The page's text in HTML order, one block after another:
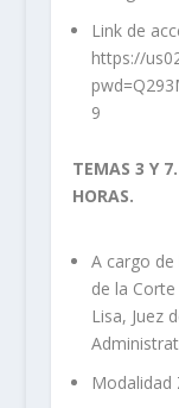
Link de
https://
9
TEMAS 3 Y
HORAS.
A cargo
de la
Lisa, Juez
Modalidad